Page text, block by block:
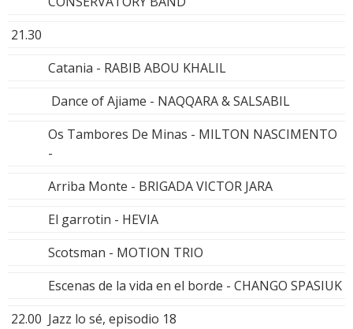
21.30
Catania - RABIB ABOU KHALIL
Dance of Ajiame - NAQQARA & SALSABIL
Os Tambores De Minas - MILTON NASCIMENTO
-
Arriba Monte - BRIGADA VICTOR JARA
El garrotin - HEVIA
Scotsman - MOTION TRIO
Escenas de la vida en el borde - CHANGO SPASIUK
22.00 Jazz lo sé, episodio 18